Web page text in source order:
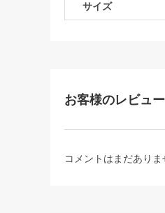
サイズ
お客様のレビュー
コメントはまだあり